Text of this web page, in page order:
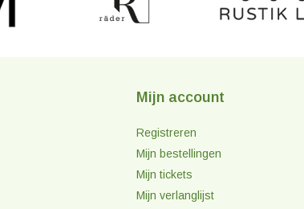
Mijn account
Registreren
Mijn bestellingen
Mijn tickets
Mijn verlanglijst